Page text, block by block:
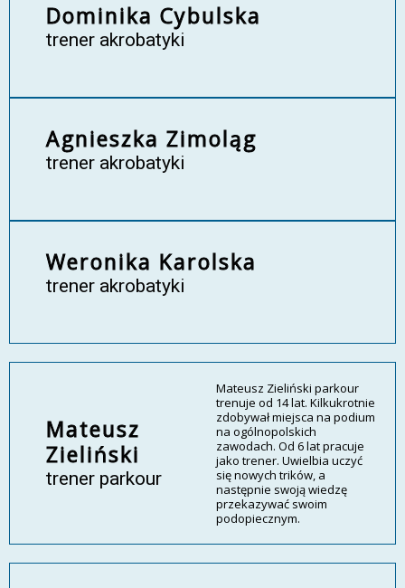
Dominika Cybulska
trener akrobatyki
Agnieszka Zimoląg
trener akrobatyki
Weronika Karolska
trener akrobatyki
Mateusz
Zieliński
trener parkour
Mateusz Zieliński parkour
trenuje od 14 lat. Kilkukrotnie
zdobywał miejsca na podium
na ogólnopolskich
zawodach. Od 6 lat pracuje
jako trener. Uwielbia uczyć
się nowych trików, a
następnie swoją wiedzę
przekazywać swoim
podopiecznym.